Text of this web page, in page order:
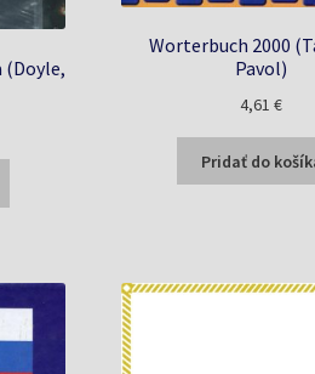
(Doyle,
€.
Worterbuch 2000
Pavol)
4,61€
Pridať do